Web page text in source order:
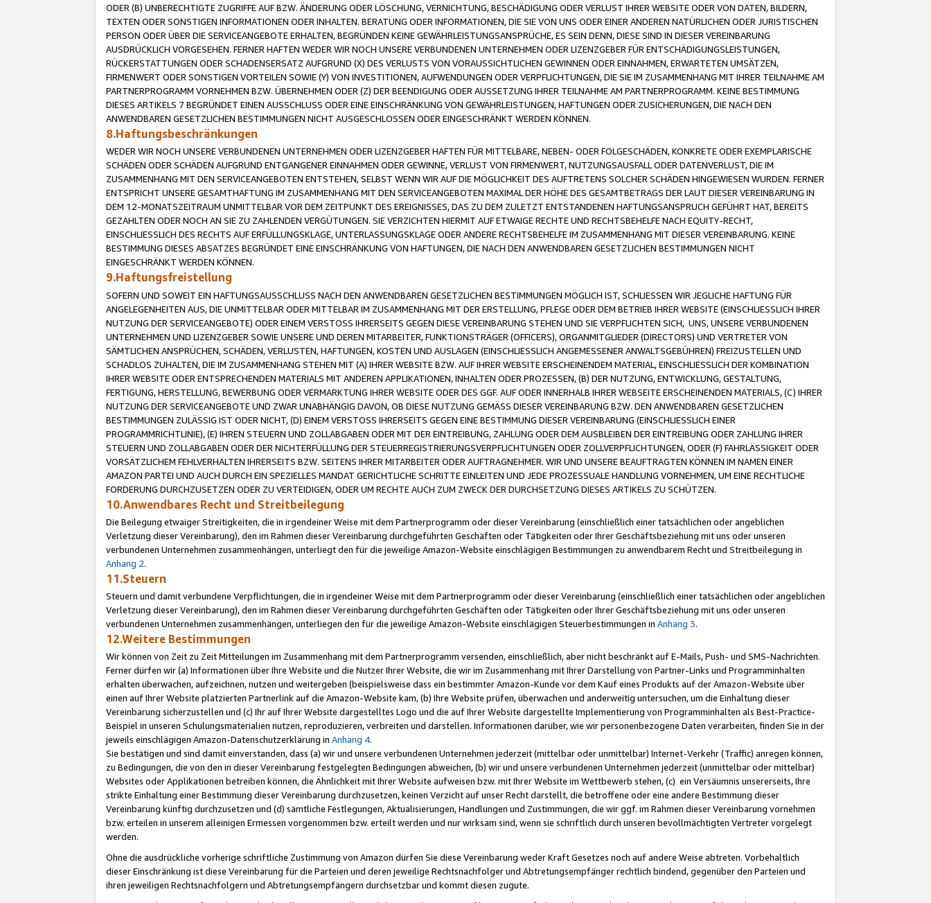
ODER (B) UNBERECHTIGTE ZUGRIFFE AUF BZW. ÄNDERUNG ODER LÖSCHUNG, VERNICHTUNG, BESCHÄDIGUNG ODER VERLUST IHRER WEBSITE ODER VON DATEN, BILDERN,
TEXTEN ODER SONSTIGEN INFORMATIONEN ODER INHALTEN. BERATUNG ODER INFORMATIONEN, DIE SIE VON UNS ODER EINER ANDEREN NATÜRLICHEN ODER JURISTISCHEN
PERSON ODER ÜBER DIE SERVICEANGEBOTE ERHALTEN, BEGRÜNDEN KEINE GEWÄHRLEISTUNGSANSPRÜCHE, ES SEIN DENN, DIESE SIND IN DIESER VEREINBARUNG
AUSDRÜCKLICH VORGESEHEN. FERNER HAFTEN WEDER WIR NOCH UNSERE VERBUNDENEN UNTERNEHMEN ODER LIZENZGEBER FÜR ENTSCHÄDIGUNGSLEISTUNGEN,
RÜCKERSTATTUNGEN ODER SCHADENSERSATZ AUFGRUND (X) DES VERLUSTS VON VORAUSSICHTLICHEN GEWINNEN ODER EINNAHMEN, ERWARTETEN UMSÄTZEN,
FIRMENWERT ODER SONSTIGEN VORTEILEN SOWIE (Y) VON INVESTITIONEN, AUFWENDUNGEN ODER VERPFLICHTUNGEN, DIE SIE IM ZUSAMMENHANG MIT IHRER TEILNAHME AM
PARTNERPROGRAMM VORNEHMEN BZW. ÜBERNEHMEN ODER (Z) DER BEENDIGUNG ODER AUSSETZUNG IHRER TEILNAHME AM PARTNERPROGRAMM. KEINE BESTIMMUNG
DIESES ARTIKELS 7 BEGRÜNDET EINEN AUSSCHLUSS ODER EINE EINSCHRÄNKUNG VON GEWÄHRLEISTUNGEN, HAFTUNGEN ODER ZUSICHERUNGEN, DIE NACH DEN
ANWENDBAREN GESETZLICHEN BESTIMMUNGEN NICHT AUSGESCHLOSSEN ODER EINGESCHRÄNKT WERDEN KÖNNEN.
8.Haftungsbeschränkungen
WEDER WIR NOCH UNSERE VERBUNDENEN UNTERNEHMEN ODER LIZENZGEBER HAFTEN FÜR MITTELBARE, NEBEN- ODER FOLGESCHÄDEN, KONKRETE ODER EXEMPLARISCHE
SCHÄDEN ODER SCHÄDEN AUFGRUND ENTGANGENER EINNAHMEN ODER GEWINNE, VERLUST VON FIRMENWERT, NUTZUNGSAUSFALL ODER DATENVERLUST, DIE IM
ZUSAMMENHANG MIT DEN SERVICEANGEBOTEN ENTSTEHEN, SELBST WENN WIR AUF DIE MÖGLICHKEIT DES AUFTRETENS SOLCHER SCHÄDEN HINGEWIESEN WURDEN. FERNER
ENTSPRICHT UNSERE GESAMTHAFTUNG IM ZUSAMMENHANG MIT DEN SERVICEANGEBOTEN MAXIMAL DER HÖHE DES GESAMTBETRAGS DER LAUT DIESER VEREINBARUNG IN
DEM 12-MONATSZEITRAUM UNMITTELBAR VOR DEM ZEITPUNKT DES EREIGNISSES, DAS ZU DEM ZULETZT ENTSTANDENEN HAFTUNGSANSPRUCH GEFÜHRT HAT, BEREITS
GEZAHLTEN ODER NOCH AN SIE ZU ZAHLENDEN VERGÜTUNGEN. SIE VERZICHTEN HIERMIT AUF ETWAIGE RECHTE UND RECHTSBEHELFE NACH EQUITY-RECHT,
EINSCHLIESSLICH DES RECHTS AUF ERFÜLLUNGSKLAGE, UNTERLASSUNGSKLAGE ODER ANDERE RECHTSBEHELFE IM ZUSAMMENHANG MIT DIESER VEREINBARUNG. KEINE
BESTIMMUNG DIESES ABSATZES BEGRÜNDET EINE EINSCHRÄNKUNG VON HAFTUNGEN, DIE NACH DEN ANWENDBAREN GESETZLICHEN BESTIMMUNGEN NICHT
EINGESCHRÄNKT WERDEN KÖNNEN.
9.Haftungsfreistellung
SOFERN UND SOWEIT EIN HAFTUNGSAUSSCHLUSS NACH DEN ANWENDBAREN GESETZLICHEN BESTIMMUNGEN MÖGLICH IST, SCHLIESSEN WIR JEGLICHE HAFTUNG FÜR
ANGELEGENHEITEN AUS, DIE UNMITTELBAR ODER MITTELBAR IM ZUSAMMENHANG MIT DER ERSTELLUNG, PFLEGE ODER DEM BETRIEB IHRER WEBSITE (EINSCHLIESSLICH IHRER
NUTZUNG DER SERVICEANGEBOTE) ODER EINEM VERSTOSS IHRERSEITS GEGEN DIESE VEREINBARUNG STEHEN UND SIE VERPFLICHTEN SICH, UNS, UNSERE VERBUNDENEN
UNTERNEHMEN UND LIZENZGEBER SOWIE UNSERE UND DEREN MITARBEITER, FUNKTIONSTRÄGER (OFFICERS), ORGANMITGLIEDER (DIRECTORS) UND VERTRETER VON
SÄMTLICHEN ANSPRÜCHEN, SCHÄDEN, VERLUSTEN, HAFTUNGEN, KOSTEN UND AUSLAGEN (EINSCHLIESSLICH ANGEMESSENER ANWALTSGEBÜHREN) FREIZUSTELLEN UND
SCHADLOS ZUHALTEN, DIE IM ZUSAMMENHANG STEHEN MIT (A) IHRER WEBSITE BZW. AUF IHRER WEBSITE ERSCHEINENDEM MATERIAL, EINSCHLIESSLICH DER KOMBINATION
IHRER WEBSITE ODER ENTSPRECHENDEN MATERIALS MIT ANDEREN APPLIKATIONEN, INHALTEN ODER PROZESSEN, (B) DER NUTZUNG, ENTWICKLUNG, GESTALTUNG,
FERTIGUNG, HERSTELLUNG, BEWERBUNG ODER VERMARKTUNG IHRER WEBSITE ODER DES GGF. AUF ODER INNERHALB IHRER WEBSEITE ERSCHEINENDEN MATERIALS, (C) IHRER
NUTZUNG DER SERVICEANGEBOTE UND ZWAR UNABHÄNGIG DAVON, OB DIESE NUTZUNG GEMÄSS DIESER VEREINBARUNG BZW. DEN ANWENDBAREN GESETZLICHEN
BESTIMMUNGEN ZULÄSSIG IST ODER NICHT, (D) EINEM VERSTOSS IHRERSEITS GEGEN EINE BESTIMMUNG DIESER VEREINBARUNG (EINSCHLIESSLICH EINER
PROGRAMMRICHTLINIE), (E) IHREN STEUERN UND ZOLLABGABEN ODER MIT DER EINTREIBUNG, ZAHLUNG ODER DEM AUSBLEIBEN DER EINTREIBUNG ODER ZAHLUNG IHRER
STEUERN UND ZOLLABGABEN ODER DER NICHTERFÜLLUNG DER STEUERREGISTRIERUNGSVERPFLICHTUNGEN ODER ZOLLVERPFLICHTUNGEN, ODER (F) FAHRLÄSSIGKEIT ODER
VORSÄTZLICHEM FEHLVERHALTEN IHRERSEITS BZW. SEITENS IHRER MITARBEITER ODER AUFTRAGNEHMER. WIR UND UNSERE BEAUFTRAGTEN KÖNNEN IM NAMEN EINER
AMAZON PARTEI UND AUCH DURCH EIN SPEZIELLES MANDAT GERICHTLICHE SCHRITTE EINLEITEN UND JEDE PROZESSUALE HANDLUNG VORNEHMEN, UM EINE RECHTLICHE
FORDERUNG DURCHZUSETZEN ODER ZU VERTEIDIGEN, ODER UM RECHTE AUCH ZUM ZWECK DER DURCHSETZUNG DIESES ARTIKELS ZU SCHÜTZEN.
10.Anwendbares Recht und Streitbeilegung
Die Beilegung etwaiger Streitigkeiten, die in irgendeiner Weise mit dem Partnerprogramm oder dieser Vereinbarung (einschließlich einer tatsächlichen oder angeblichen
Verletzung dieser Vereinbarung), den im Rahmen dieser Vereinbarung durchgeführten Geschäften oder Tätigkeiten oder Ihrer Geschäftsbeziehung mit uns oder unseren
verbundenen Unternehmen zusammenhängen, unterliegt den für die jeweilige Amazon-Website einschlägigen Bestimmungen zu anwendbarem Recht und Streitbeilegung in
Anhang 2.
11.Steuern
Steuern und damit verbundene Verpflichtungen, die in irgendeiner Weise mit dem Partnerprogramm oder dieser Vereinbarung (einschließlich einer tatsächlichen oder angeblichen
Verletzung dieser Vereinbarung), den im Rahmen dieser Vereinbarung durchgeführten Geschäften oder Tätigkeiten oder Ihrer Geschäftsbeziehung mit uns oder unseren
verbundenen Unternehmen zusammenhängen, unterliegen den für die jeweilige Amazon-Website einschlägigen Steuerbestimmungen in Anhang 3.
12.Weitere Bestimmungen
Wir können von Zeit zu Zeit Mitteilungen im Zusammenhang mit dem Partnerprogramm versenden, einschließlich, aber nicht beschränkt auf E-Mails, Push- und SMS-Nachrichten.
Ferner dürfen wir (a) Informationen über Ihre Website und die Nutzer Ihrer Website, die wir im Zusammenhang mit Ihrer Darstellung von Partner-Links und Programminhalten
erhalten überwachen, aufzeichnen, nutzen und weitergeben (beispielsweise dass ein bestimmter Amazon-Kunde vor dem Kauf eines Produkts auf der Amazon-Website über
einen auf Ihrer Website platzierten Partnerlink auf die Amazon-Website kam, (b) Ihre Website prüfen, überwachen und anderweitig untersuchen, um die Einhaltung dieser
Vereinbarung sicherzustellen und (c) Ihr auf Ihrer Website dargestelltes Logo und die auf Ihrer Website dargestellte Implementierung von Programminhalten als Best-Practice-
Beispiel in unseren Schulungsmaterialien nutzen, reproduzieren, verbreiten und darstellen. Informationen darüber, wie wir personenbezogene Daten verarbeiten, finden Sie in der
jeweils einschlägigen Amazon-Datenschutzerklärung in Anhang 4.
Sie bestätigen und sind damit einverstanden, dass (a) wir und unsere verbundenen Unternehmen jederzeit (mittelbar oder unmittelbar) Internet-Verkehr (Traffic) anregen können,
zu Bedingungen, die von den in dieser Vereinbarung festgelegten Bedingungen abweichen, (b) wir und unsere verbundenen Unternehmen jederzeit (unmittelbar oder mittelbar)
Websites oder Applikationen betreiben können, die Ähnlichkeit mit Ihrer Website aufweisen bzw. mit Ihrer Website im Wettbewerb stehen, (c) ein Versäumnis unsererseits, Ihre
strikte Einhaltung einer Bestimmung dieser Vereinbarung durchzusetzen, keinen Verzicht auf unser Recht darstellt, die betroffene oder eine andere Bestimmung dieser
Vereinbarung künftig durchzusetzen und (d) sämtliche Festlegungen, Aktualisierungen, Handlungen und Zustimmungen, die wir ggf. im Rahmen dieser Vereinbarung vornehmen
bzw. erteilen in unserem alleinigen Ermessen vorgenommen bzw. erteilt werden und nur wirksam sind, wenn sie schriftlich durch unseren bevollmächtigten Vertreter vorgelegt
werden.
Ohne die ausdrückliche vorherige schriftliche Zustimmung von Amazon dürfen Sie diese Vereinbarung weder Kraft Gesetzes noch auf andere Weise abtreten. Vorbehaltlich
dieser Einschränkung ist diese Vereinbarung für die Parteien und deren jeweilige Rechtsnachfolger und Abtretungsempfänger rechtlich bindend, gegenüber den Parteien und
ihren jeweiligen Rechtsnachfolgern und Abtretungsempfängern durchsetzbar und kommt diesen zugute.